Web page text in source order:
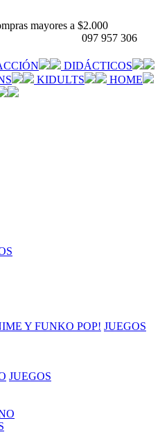
mayores a $2.000
097 957 306
DIDÁCTICOS
KIDULTS
HOME
Y FUNKO POP! JUEGOS
JUEGOS